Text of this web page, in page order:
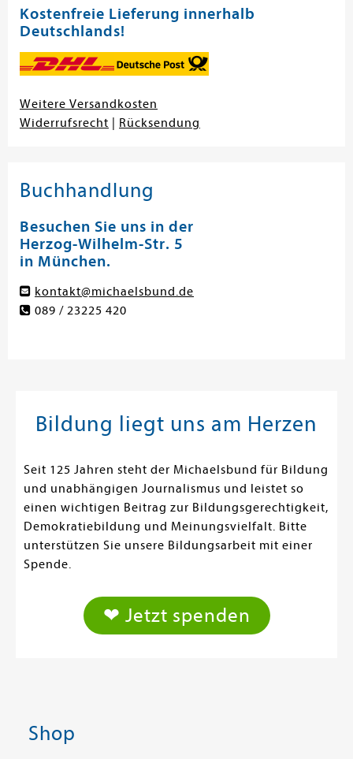
Kostenfreie Lieferung innerhalb
Deutschlands!
Weitere Versandkosten
Widerrufsrecht
Rücksendung
Buchhandlung
Besuchen Sie uns in der
Herzog-Wilhelm-Str. 5
in München.
kontakt@michaelsbund.de
089 / 23225 420
Bildung liegt uns am Herzen
Seit 125 Jahren steht der Michaelsbund für Bildung
und unabhängigen Journalismus und leistet so
einen wichtigen Beitrag zur Bildungsgerechtigkeit,
Demokratiebildung und Meinungsvielfalt. Bitte
unterstützen Sie unsere Bildungsarbeit mit einer
Spende.
❤ Jetzt spenden
Shop